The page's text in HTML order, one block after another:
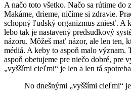
A načo toto všetko. Načo sa rútime do
Makáme, drieme, ničíme si zdravie.
schopný ľudský organizmus zniesť. A
lebo tak je nastavený predsudkový
názoru. Môžeš mať názor, ale len ten,
médiá. A keby to aspoň malo význam.
aspoň obetujeme pre niečo dobré, pre
„vyššími cieľmi“ je len a len tá
No dnešnými „vyššími cieľmi“